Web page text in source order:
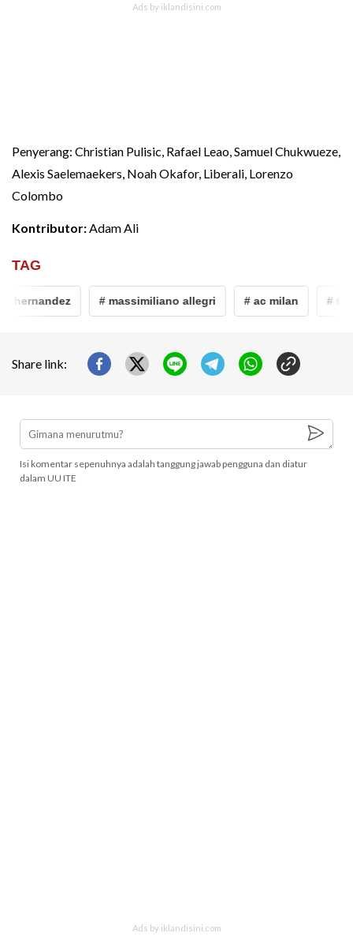
Penyerang: Christian Pulisic, Rafael Leao, Samuel Chukwueze,
Alexis Saelemaekers, Noah Okafor, Liberali, Lorenzo
Colombo
Kontributor:Adam Ali
TAG
hernandez # massimiliano allegri # ac milan #
Share link:
Isi komentar sepenuhnya adalah tanggung jawab pengguna dan diatur
dalam UU ITE